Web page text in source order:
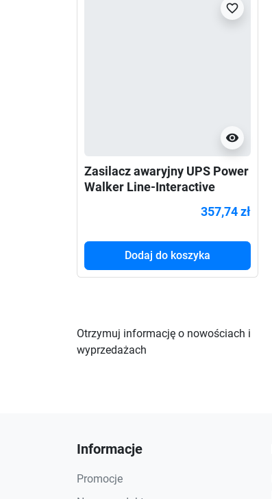
visibility
favorite_border
Zasilacz awaryjny UPS Power
Walker Line-Interactive
357,74 zł
Dodaj do koszyka
Otrzymuj informację o nowościach i
wyprzedażach
Informacje
Promocje